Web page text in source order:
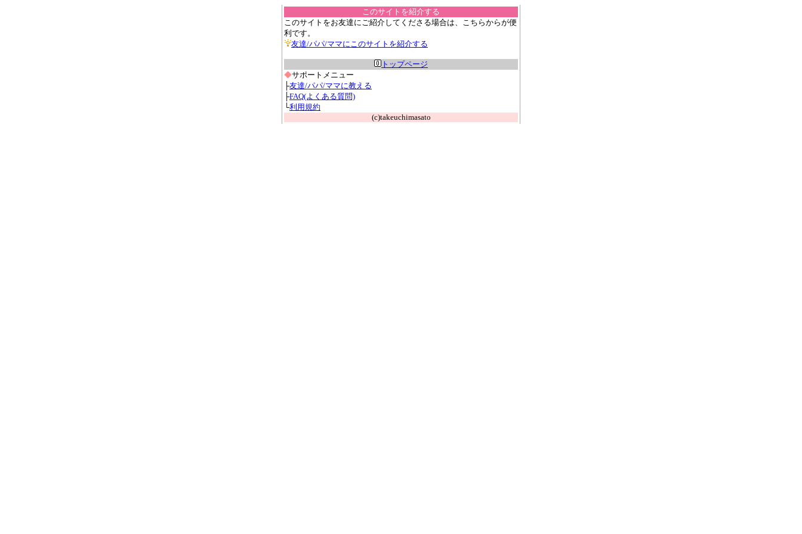
このサイトを紹介する
このサイトをお友達にご紹介してくださる場合は、こちらからが便
利です。
友達/パパ/ママにこのサイトを紹介する
トップページ
◆サポートメニュー
├友達/パパ/ママに教える
├FAQ(よくある質問)
└利用規約
(c)takeuchimasato